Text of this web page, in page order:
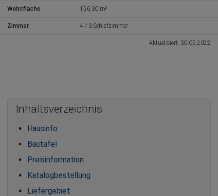
Wohnfläche 156,30 m²
Zimmer 4 / 3 Schlafzimmer
Aktualisiert: 30.05.2022
Inhaltsverzeichnis
Hausinfo
Bautafel
Preisinformation
Katalogbestellung
Liefergebiet